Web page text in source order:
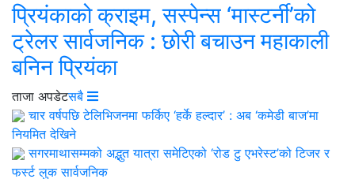
प्रियंकाको क्राइम, सस्पेन्स ‘मास्टर्नी’को
ट्रेलर सार्वजनिक : छोरी बचाउन महाकाली
बनिन प्रियंका
ताजा अपडेटसबै
चार वर्षपछि टेलिभिजनमा फर्किए ‘हर्के हल्दार’ : अब ‘कमेडी बाज’मा
नियमित देखिने
सगरमाथासम्मको अद्भुत यात्रा समेटिएको ‘रोड टु एभरेस्ट’को टिजर र
फर्स्ट लुक सार्वजनिक